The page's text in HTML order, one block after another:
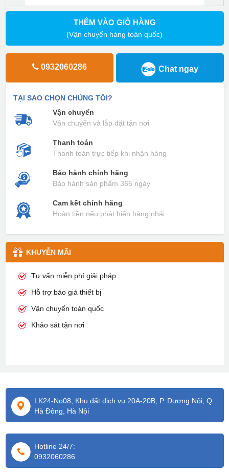
THÊM VÀO GIỎ HÀNG
(Vận chuyển hàng toàn quốc)
0932060286 Chat ngay
TẠI SAO CHỌN CHÚNG TÔI?
Vận chuyển
Vận chuyển và lắp đặt tận nơi
Thanh toán
Thanh toán trực tiếp khi nhận hàng
Bảo hành chính hãng
Bảo hành sản phẩm 365 ngày
Cam kết chính hãng
Hoàn tiền nếu phát hiện hàng nhái
KHUYỄN MÃI
Tư vấn miễn phí giải pháp
Hỗ trợ báo giá thiết bị
Vận chuyển toàn quốc
Khảo sát tận nơi
LK24-No08, Khu đất dịch vụ 20A-20B, P. Dương Nội, Q.
Hà Đông, Hà Nội
Hotline 24/7:
0932060286